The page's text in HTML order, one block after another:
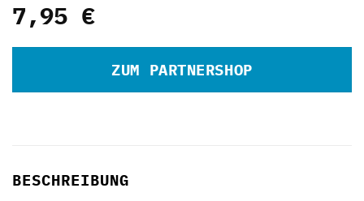
7,95 €
ZUM PARTNERSHOP
BESCHREIBUNG